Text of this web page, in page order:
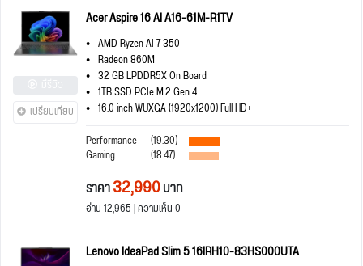
เปรียบเทียบ
Acer Aspire 16 AI A16-61M-R1TV
AMD Ryzen AI 7 350
Radeon 860M
32 GB LPDDR5X On Board
1TB SSD PCIe M.2 Gen 4
16.0 inch WUXGA (1920x1200) Full HD+
Performance
(19.30)
Gaming (18.47)
ราคา32,990บาท
อ่าน 12,965 | ความเห็น 0
Lenovo IdeaPad Slim 5 16IRH10-83HS000UTA